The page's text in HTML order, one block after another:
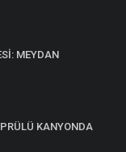
MEYDAN
KANYONDA